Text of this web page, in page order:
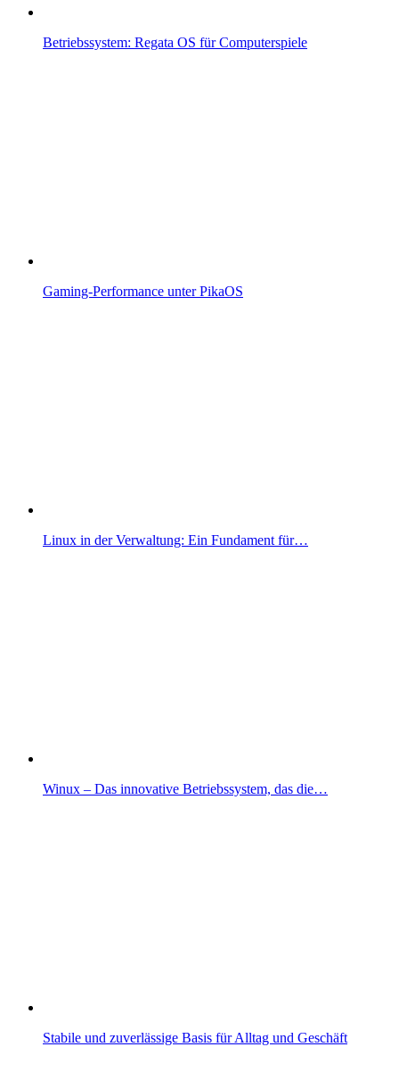
Betriebssystem: Regata OS für Computerspiele
Gaming-Performance unter PikaOS
Linux in der Verwaltung: Ein Fundament für…
Winux – Das innovative Betriebssystem, das die…
Stabile und zuverlässige Basis für Alltag und Geschäft